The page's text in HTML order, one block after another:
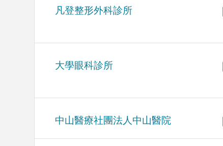
凡登整形外科診所
大學眼科診所
中山醫療社團法人中山醫院